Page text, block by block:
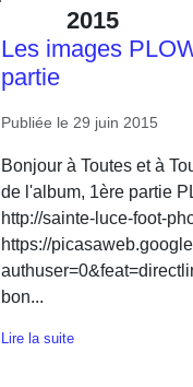
2015
Les images
partie
Publiée le 29 juin 2015
Bonjour à Toutes et à
de l'album, 1ère partie
http://sainte-luce-foot-
https://
bon...
Lire la suite